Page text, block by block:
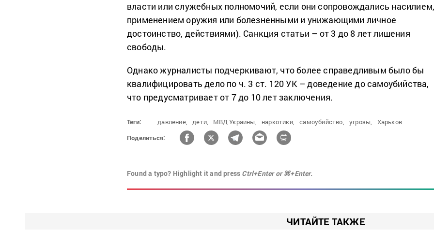
власти или служебных полномочий, если они сопровождались
применением оружия или болезненными и унижающими личное
достоинство, действиями). Санкция статьи – от 3 до 8 лет лишения
свободы.
Однако журналисты подчеркивают, что более справедливым было бы
квалифицировать дело по ч. 3 ст. 120 УК – доведение до самоубийства,
что предусматривает от 7 до 10 лет заключения.
Теги: давление, дети, МВД Украины, наркотики, самоубийство, угрозы,
Харьков
Поделиться:
Found a typo? Highlight it and press Ctrl+Enter or ⌘+Enter.
ЧИТАЙТЕ ТАКЖЕ